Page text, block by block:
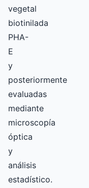
vegetal
biotinilada
PHA-
E
y
posteriormente
evaluadas
mediante
microscopía
óptica
y
análisis
estadístico.